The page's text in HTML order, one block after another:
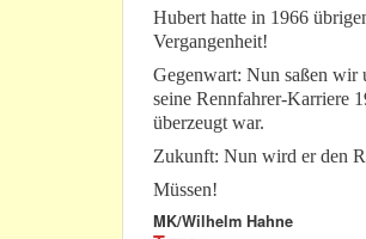
Hubert hatte in 1966
Vergangenheit!
Gegenwart: Nun saßen wir
seine Rennfahrer-Karriere
überzeugt war.
Zukunft: Nun wird er den
Müssen!
MK/Wilhelm Hahne